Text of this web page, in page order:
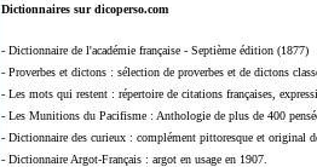
Dictionnaires sur dicoperso.com
- Dictionnaire de l'académie française - Septième édition (1877)
- Proverbes et dictons : sélection de proverbes et de dictons
- Les mots qui restent : répertoire de citations françaises,
- Les Munitions du Pacifisme : Anthologie de plus de 400
- Dictionnaire des curieux : complément pittoresque et original
- Dictionnaire Argot-Français : argot en usage en 1907.